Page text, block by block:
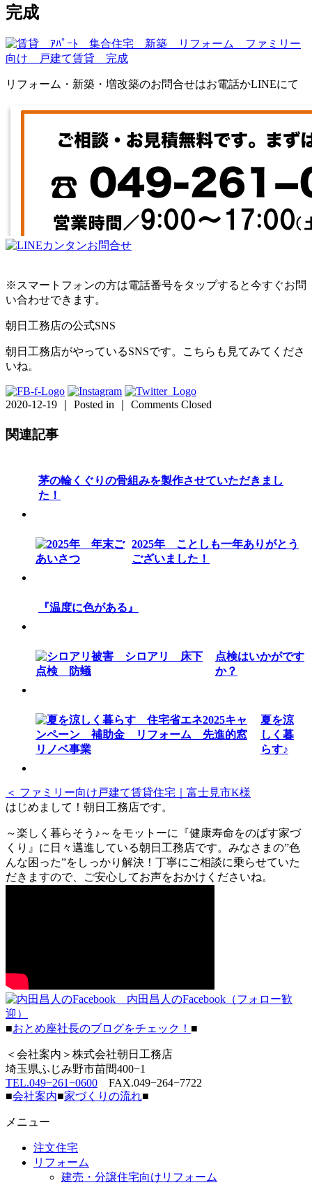
完成
リフォーム・新築・増改築のお問合せはお電話かLINEにて
※スマートフォンの方は電話番号をタップすると今すぐお問
い合わせできます。
朝日工務店の公式SNS
朝日工務店がやっているSNSです。こちらも見てみてくださ
いね。
2020-12-19 ｜ Posted in ｜ Comments Closed
関連記事
茅の輪くぐりの骨組みを製作させていただきまし
た！
2025年 ことしも一年ありがとう
ございました！
『温度に色がある』
点検はいかがです
か？
夏を涼
しく暮
らす♪
＜ ファミリー向け戸建て賃貸住宅｜富士見市K様
はじめまして！朝日工務店です。
～楽しく暮らそう♪～をモットーに『健康寿命をのばす家づ
くり』に日々邁進している朝日工務店です。みなさまの”色
んな困った”をしっかり解決！丁寧にご相談に乗らせていた
だきますので、ご安心してお声をおかけくださいね。
内田昌人のFacebook（フォロー歓
迎）
■おとめ座社長のブログをチェック！ ■
＜会社案内＞株式会社朝日工務店
埼玉県ふじみ野市苗間400−1
TEL.049−261−0600 FAX.049−264−7722
■会社案内■家づくりの流れ■
メニュー
注文住宅
リフォーム
建売・分譲住宅向けリフォーム